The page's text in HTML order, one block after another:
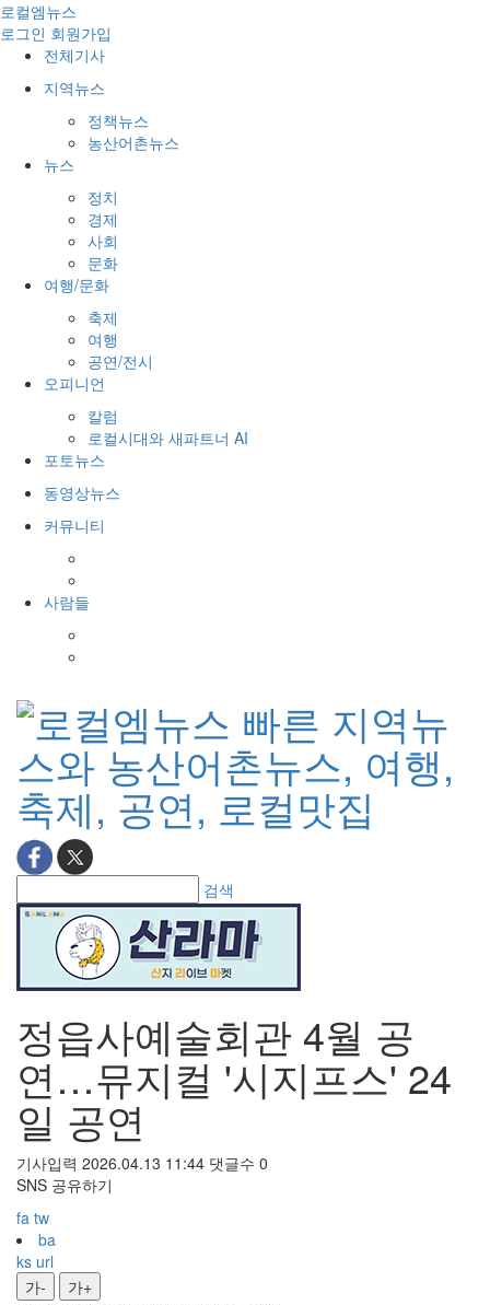
로컬엠뉴스
로그인 회원가입
전체기사
지역뉴스
정책뉴스
농산어촌뉴스
뉴스
정치
경제
사회
문화
여행/문화
축제
여행
공연/전시
오피니언
칼럼
로컬시대와 새파트너 AI
포토뉴스
동영상뉴스
커뮤니티
사람들
검색
정읍사예술회관 4월 공
연…뮤지컬 '시지프스' 24
일 공연
기사입력 2026.04.13 11:44 댓글수 0
SNS 공유하기
fa tw
ba
ks url
가-
가+